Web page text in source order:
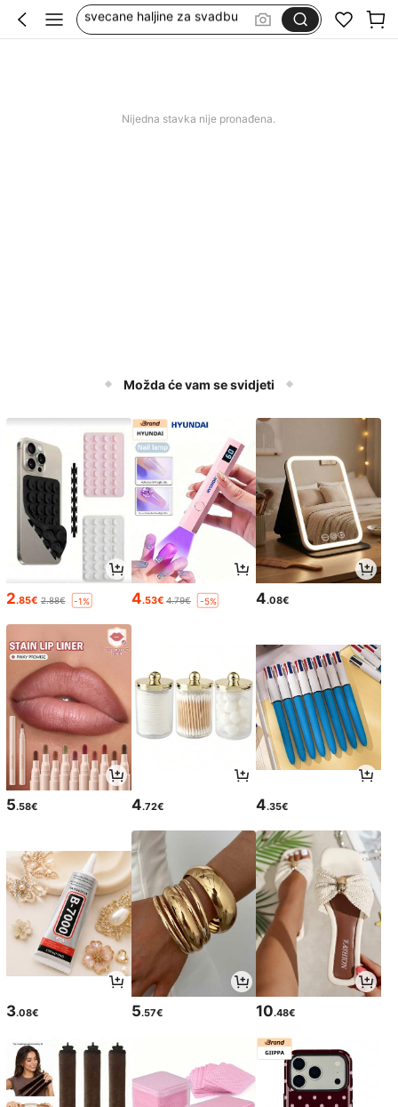
kupaći za žene
Nijedna stavka nije pronađena.
Možda će vam se svidjeti
2.85€ 2.88€ -1% 4.53€ 4.79€ -5% 4.08€
5.58€ 4.72€ 4.35€
3.08€ 5.57€ 10.48€